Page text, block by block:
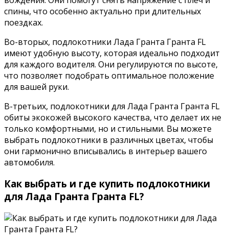
спины, что особенно актуально при длительных
поездках.
Во-вторых, подлокотники Лада Гранта Гранта FL
имеют удобную высоту, которая идеально подходит
для каждого водителя. Они регулируются по высоте,
что позволяет подобрать оптимальное положение
для вашей руки.
В-третьих, подлокотники для Лада Гранта Гранта FL
обиты экокожей высокого качества, что делает их не
только комфортными, но и стильными. Вы можете
выбрать подлокотники в различных цветах, чтобы
они гармонично вписывались в интерьер вашего
автомобиля.
Как выбрать и где купить подлокотники
для Лада Гранта Гранта FL?